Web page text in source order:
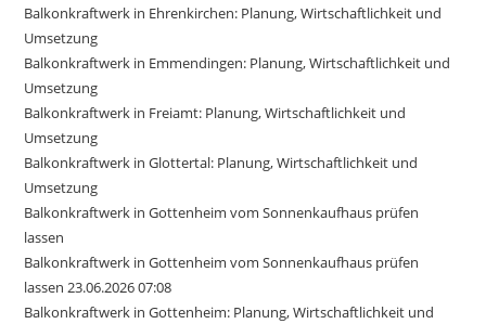
Balkonkraftwerk in Ehrenkirchen: Planung, Wirtschaftlichkeit und
Umsetzung
Balkonkraftwerk in Emmendingen: Planung, Wirtschaftlichkeit und
Umsetzung
Balkonkraftwerk in Freiamt: Planung, Wirtschaftlichkeit und
Umsetzung
Balkonkraftwerk in Glottertal: Planung, Wirtschaftlichkeit und
Umsetzung
Balkonkraftwerk in Gottenheim vom Sonnenkaufhaus prüfen
lassen
Balkonkraftwerk in Gottenheim vom Sonnenkaufhaus prüfen
lassen 23.06.2026 07:08
Balkonkraftwerk in Gottenheim: Planung, Wirtschaftlichkeit und